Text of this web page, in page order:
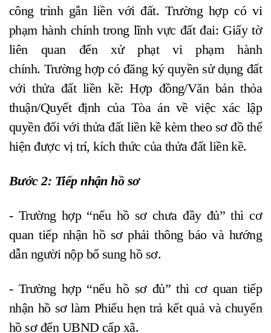
công trình gắn liền với đất. Trường hợp có vi
phạm hành chính trong lĩnh vực đất đai: Giấy tờ
liên quan đến xử phạt vi phạm hành
chính. Trường hợp có đăng ký quyền sử dụng đất
với thửa đất liền kề: Hợp đồng/Văn bản thỏa
thuận/Quyết định của Tòa án về việc xác lập
quyền đối với thửa đất liền kề kèm theo sơ đồ thể
hiện được vị trí, kích thức của thửa đất liền kề.
Bước 2: Tiếp nhận hồ sơ
- Trường hợp “nếu hồ sơ chưa đầy đủ” thì cơ
quan tiếp nhận hồ sơ phải thông báo và hướng
dẫn người nộp bổ sung hồ sơ.
- Trường hợp “nếu hồ sơ đủ” thì cơ quan tiếp
nhận hồ sơ làm Phiếu hẹn trả kết quả và chuyển
hồ sơ đến UBND cấp xã.